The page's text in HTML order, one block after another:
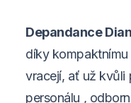
Depandance
díky kompaktnímu
vracejí, ať už kvůli
personálu ,